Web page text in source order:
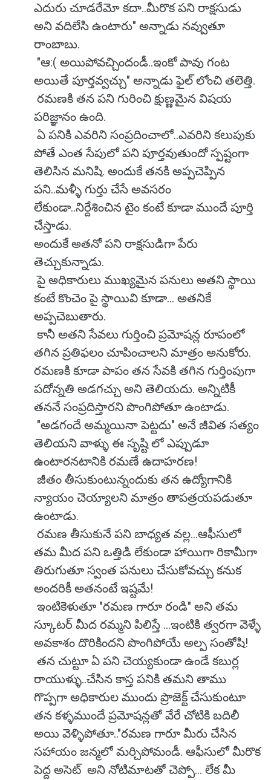
ఎదురు చూడరేమో కదా..మీరొక పని రాక్షసుడు
అని వదిలేసి ఉంటారు" అన్నాడు నవ్వుతూ
రాంబాబు.
"ఆ:( అయిపోవచ్చిందండీ..ఇంకో పావు గంట
అయితే పూర్తవ్వచ్చు" అన్నాడు ఫైల్ లోంచి తలెత్తి.
రమణకి తన పని గురించి క్షుణ్ణమైన విషయ
పరిజ్ఞానం ఉంది.
ఏ పనికి ఎవరిని సంప్రదించాలో..ఎవరిని కలుపుకు
పోతే ఎంత సేపులో పని పూర్తవుతుందో స్పష్టంగా
తెలిసిన మనిషి. అందుకే తనకి అప్పచెప్పిన
పని..మళ్ళీ గుర్తు చేసే అవసరం
లేకుండా..నిర్దేశించిన టైం కంటే కూడా ముందే పూర్తి
చేస్తాడు.
అందుకే అతనో పని రాక్షసుడిగా పేరు
తెచ్చుకున్నాడు.
పై అధికారులు ముఖ్యమైన పనులు అతని స్థాయి
కంటే కొంచెం పై స్థాయివి కూడా... అతనికే
అప్పచెబుతారు.
కానీ అతని సేవలు గుర్తించి ప్రమోషన్ల రూపంలో
తగిన ప్రతిఫలం చూపించాలని మాత్రం అనుకోరు.
రమణకి కూడా పాపం తన సేవకి తగిన గుర్తింపుగా
పదోన్నతి అడగచ్చు అని తెలియదు. అన్నిటికీ
తననే సంప్రదిస్తారని పొంగిపోతూ ఉంటాడు.
"అడగందే అమ్మయినా పెట్టదు" అనే జీవిత సత్యం
తెలియని వాళ్ళు ఈ సృష్టి లో ఎప్పుడూ
ఉంటారనటానికి రమణే ఉదాహరణ!
జీతం తీసుకుంటున్నందుకు తన ఉద్యోగానికి
న్యాయం చెయ్యాలని మాత్రం తాపత్రయపడుతూ
ఉంటాడు.
రమణ తీసుకునే పని బాధ్యత వల్ల...ఆఫీసులో
తమ మీద పని ఒత్తిడి లేకుండా హాయిగా రికామీగా
తిరుగుతూ స్వంత పనులు చేసుకోవచ్చు కనుక
అందరికీ అతనంటే ఇష్టమే!
ఇంటికెళుతూ "రమణ గారూ రండి" అని తమ
స్కూటర్ మీద రమ్మని పిలిస్తే ...ఇంటికి త్వరగా వెళ్ళే
అవకాశం దొరికిందని పొంగిపోయే అల్ప సంతోషి!
తన చుట్టూ ఏ పని చెయ్యకుండా ఉండే కబుర్ల
రాయుళ్ళు..చేసిన కాస్త పనికి తమని తాము
గొప్పగా అధికారుల ముందు ప్రొజెక్ట్ చేసుకుంటూ
తన కళ్ళముందే ప్రమోషన్లతో వేరే చోటికి బదిలీ
అయి వెళ్ళిపోతూ.."రమణ గారూ మీరు చేసిన
సహాయం జన్మలో మర్చిపోమండీ. ఆఫీసులో మీరొక
పెద్ద అసెట్ అని నోటిమాటతో చెప్పో... లేక మీ